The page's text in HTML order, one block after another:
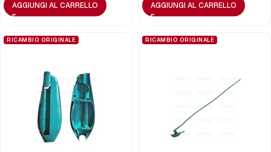
AGGIUNGI AL CARRELLO AGGIUNGI AL CARRELLO
RICAMBIO ORIGINALE RICAMBIO ORIGINALE